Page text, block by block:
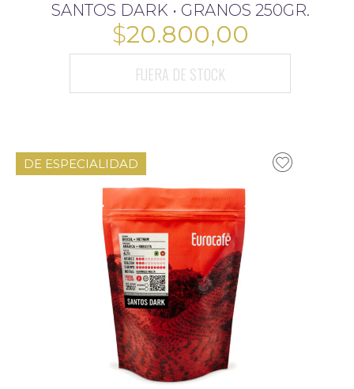
SANTOS DARK • GRANOS 250GR.
$20.800,00
FUERA DE STOCK
DE ESPECIALIDAD